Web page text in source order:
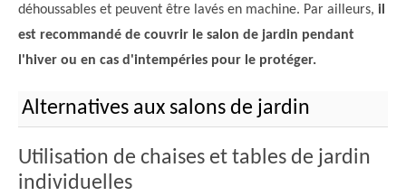
déhoussables et peuvent être lavés en machine. Par ailleurs, il
est recommandé de couvrir le salon de jardin pendant
l'hiver ou en cas d'intempéries pour le protéger.
Alternatives aux salons de jardin
Utilisation de chaises et tables de jardin
individuelles